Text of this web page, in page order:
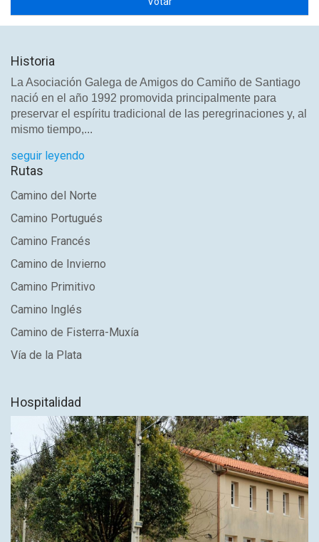
Historia
La Asociación Galega de Amigos do Camiño de Santiago
nació en el año 1992 promovida principalmente para
preservar el espíritu tradicional de las peregrinaciones y, al
mismo tiempo,...
seguir leyendo
Rutas
Camino del Norte
Camino Portugués
Camino Francés
Camino de Invierno
Camino Primitivo
Camino Inglés
Camino de Fisterra-Muxía
Vía de la Plata
Hospitalidad